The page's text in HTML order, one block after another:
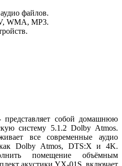
файлов.
WMA, MP3.
собой домашнюю
систему 5.1.2 Dolby Atmos.
все современные аудио
как Dolby Atmos, DTS:X и 4K.
помещение объёмным